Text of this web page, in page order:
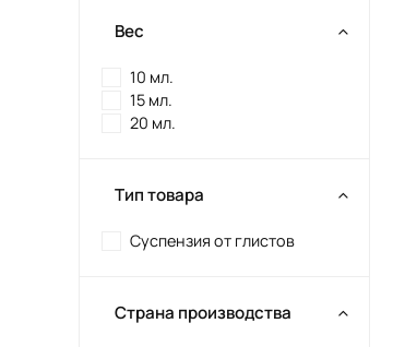
Вес
10 мл.
15 мл.
20 мл.
Тип товара
Суспензия от глистов
Страна производства